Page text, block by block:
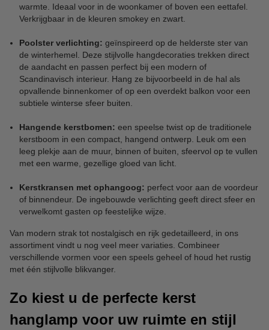
warmte. Ideaal voor in de woonkamer of boven een eettafel.
Verkrijgbaar in de kleuren smokey en zwart.
Poolster verlichting: geïnspireerd op de helderste ster van
de winterhemel. Deze stijlvolle hangdecoraties trekken direct
de aandacht en passen perfect bij een modern of
Scandinavisch interieur. Hang ze bijvoorbeeld in de hal als
opvallende binnenkomer of op een overdekt balkon voor een
subtiele winterse sfeer buiten.
Hangende kerstbomen: een speelse twist op de traditionele
kerstboom in een compact, hangend ontwerp. Leuk om een
leeg plekje aan de muur, binnen of buiten, sfeervol op te vullen
met een warme, gezellige gloed van licht.
Kerstkransen met ophangoog: perfect voor aan de voordeur
of binnendeur. De ingebouwde verlichting geeft direct sfeer en
verwelkomt gasten op feestelijke wijze.
Van modern strak tot nostalgisch en rijk gedetailleerd, in ons
assortiment vindt u nog veel meer variaties. Combineer
verschillende vormen voor een speels geheel of houd het rustig
met één stijlvolle blikvanger.
Zo kiest u de perfecte kerst
hanglamp voor uw ruimte en stijl